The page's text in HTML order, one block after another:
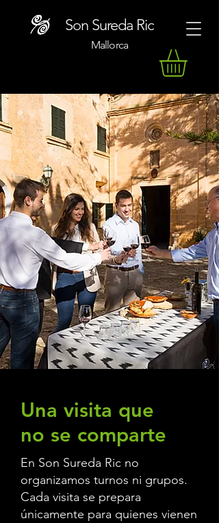
Son Sureda Ric
Mallorca
Una visita que
no se comparte
En Son Sureda Ric no
organizamos turnos ni grupos.
Cada visita se prepara
únicamente para quienes vienen